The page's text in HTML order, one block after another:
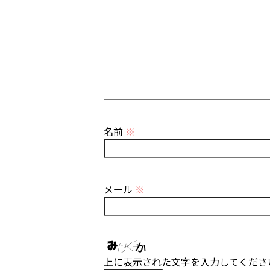
名前 ※
メール ※
上に表示された文字を入力してくだ